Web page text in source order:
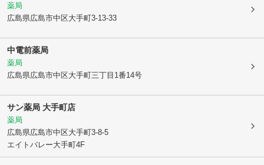
薬局
広島県広島市中区大手町3-13-33
中電前薬局
薬局
広島県広島市中区大手町三丁目1番14号
サン薬局 大手町店
薬局
広島県広島市中区大手町3-8-5
エイトバレー大手町4F